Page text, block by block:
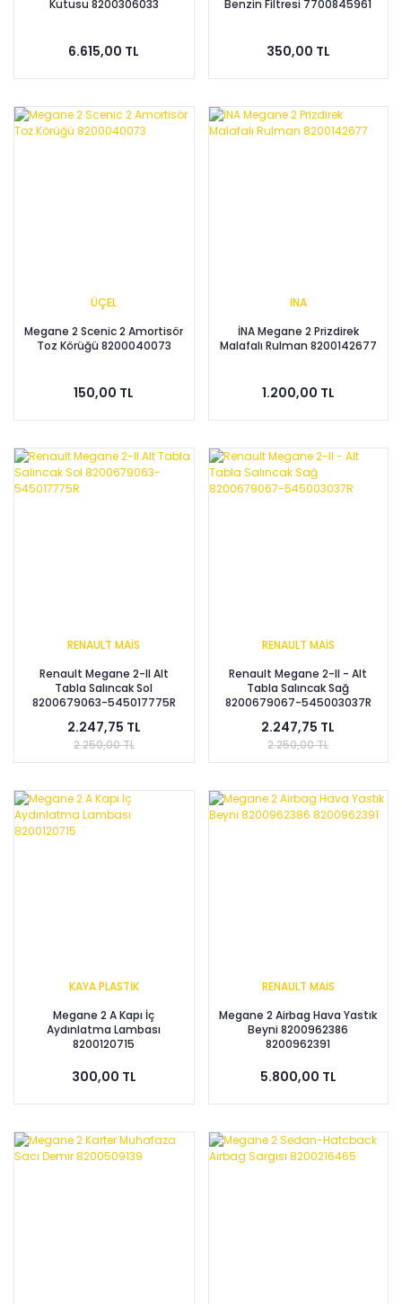
Kutusu 8200306033
6.615,00 TL
Benzin Filtresi 7700845961
350,00 TL
ÜÇEL
Megane 2 Scenic 2 Amortisör
Toz Körüğü 8200040073
150,00 TL
INA
İNA Megane 2 Prizdirek
Malafalı Rulman 8200142677
1.200,00 TL
RENAULT MAİS
Renault Megane 2-II Alt
Tabla Salıncak Sol
8200679063-545017775R
2.247,75 TL
2.250,00 TL
RENAULT MAİS
Renault Megane 2-II - Alt
Tabla Salıncak Sağ
8200679067-545003037R
2.247,75 TL
2.250,00 TL
KAYA PLASTİK
Megane 2 A Kapı İç
Aydınlatma Lambası
8200120715
300,00 TL
RENAULT MAİS
Megane 2 Airbag Hava Yastık
Beyni 8200962386
8200962391
5.800,00 TL